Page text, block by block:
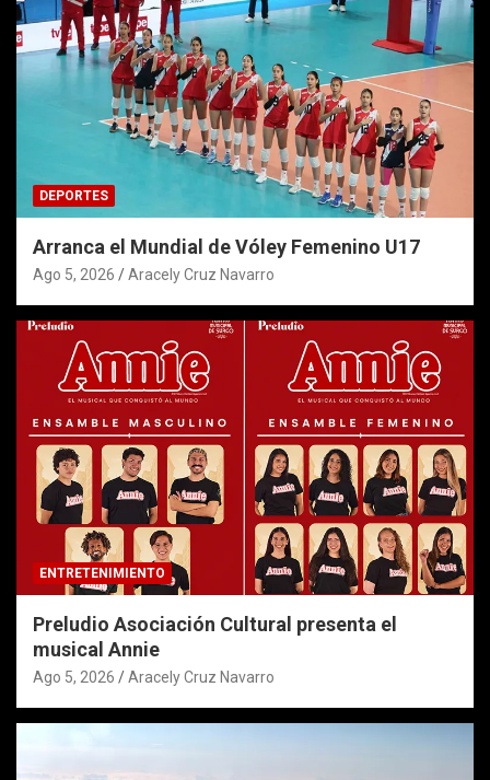
DEPORTES
Arranca el Mundial de Vóley Femenino U17
Ago 5, 2026 Aracely Cruz Navarro
ENTRETENIMIENTO
Preludio Asociación Cultural presenta el
musical Annie
Ago 5, 2026 Aracely Cruz Navarro